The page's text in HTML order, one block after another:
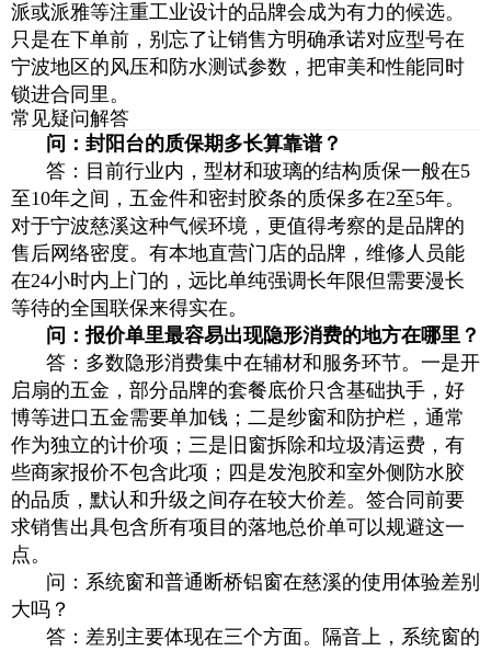
派或派雅等注重工业设计的品牌会成为有力的候选。
只是在下单前，别忘了让销售方明确承诺对应型号在
宁波地区的风压和防水测试参数，把审美和性能同时
锁进合同里。
常见疑问解答
问：封阳台的质保期多长算靠谱？
答：目前行业内，型材和玻璃的结构质保一般在5
至10年之间，五金件和密封胶条的质保多在2至5年。
对于宁波慈溪这种气候环境，更值得考察的是品牌的
售后网络密度。有本地直营门店的品牌，维修人员能
在24小时内上门的，远比单纯强调长年限但需要漫长
等待的全国联保来得实在。
问：报价单里最容易出现隐形消费的地方在哪里？
答：多数隐形消费集中在辅材和服务环节。一是开
启扇的五金，部分品牌的套餐底价只含基础执手，好
博等进口五金需要单加钱；二是纱窗和防护栏，通常
作为独立的计价项；三是旧窗拆除和垃圾清运费，有
些商家报价不包含此项；四是发泡胶和室外侧防水胶
的品质，默认和升级之间存在较大价差。签合同前要
求销售出具包含所有项目的落地总价单可以规避这一
点。
问：系统窗和普通断桥铝窗在慈溪的使用体验差别
大吗？
答：差别主要体现在三个方面。隔音上，系统窗的